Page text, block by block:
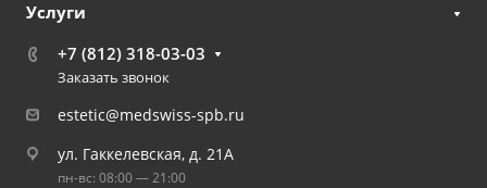
Услуги
+7 (812) 318-03-03
Заказать звонок
estetic@medswiss-spb.ru
ул. Гаккелевская, д. 21А
пн-вс: 08:00 — 21:00